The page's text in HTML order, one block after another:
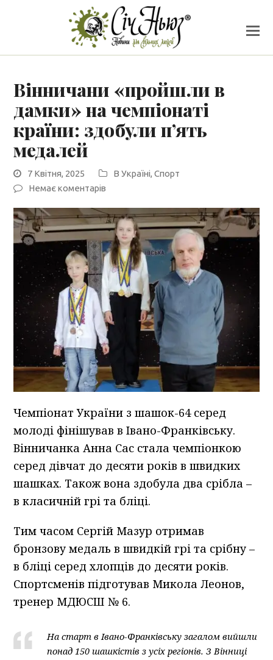
Вінничани «пройшли в
дамки» на чемпіонаті
країни: здобули п’ять
медалей
7 Квітня, 2025 В Україні,Спорт
Немає коментарів
Чемпiонат України з шашок-64 серед
молодi фінішував в Iвано-Франкiвську.
Вiнничанка Анна Сас стала чемпiонкою
серед дiвчат до десяти рокiв в швидких
шашках. Також вона здобула два срiбла –
в класичній грі та блiцi.
Тим часом Сергiй Мазур отримав
бронзову медаль в швидкiй грi та срібну –
в блiцi серед хлопцiв до десяти років.
Спортсменів підготував Микола Леонов,
тренер МДЮСШ № 6.
На старт в Iвано-Франкiвську загалом вийшли
понад 150 шашкiстiв з усiх регіонів. З Вiнницi